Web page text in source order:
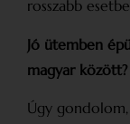
rosszabb
Jó ütemben
magyar között?
Úgy